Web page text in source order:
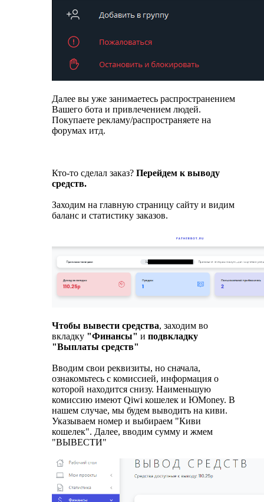
Далее вы уже занимаетесь распространением
Вашего бота и привлечением людей.
Покупаете рекламу/распространяете на
форумах итд.
Кто-то сделал заказ? Перейдем к выводу
средств.
Заходим на главную страницу сайту и видим
баланс и статистику заказов.
Чтобы вывести средства, заходим во
вкладку "Финансы" и подвкладку
"Выплаты средств"
Вводим свои реквизиты, но сначала,
ознакомьтесь с комиссией, информация о
которой находится снизу. Наименьшую
комиссию имеют Qiwi кошелек и ЮMoney. В
нашем случае, мы будем выводить на киви.
Указываем номер и выбираем "Киви
кошелек". Далее, вводим сумму и жмем
"ВЫВЕСТИ"